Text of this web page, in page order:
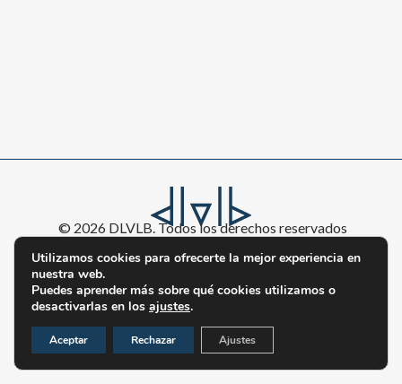
© 2026 DLVLB. Todos los derechos reservados
L
i
n
k
e
T
w
t
t
Política de cookies Aviso legalPolítica de privacidad
Utilizamos cookies para ofrecerte la mejor experiencia en
nuestra web.
Puedes aprender más sobre qué cookies utilizamos o
desactivarlas en los ajustes.
Aceptar Rechazar Ajustes